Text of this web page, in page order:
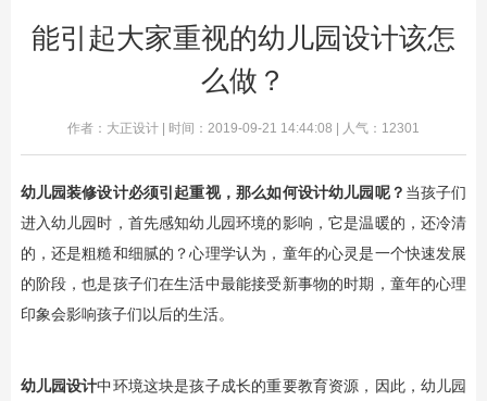
能引起大家重视的幼儿园设计该怎
么做？
作者：大正设计 | 时间：2019-09-21 14:44:08 | 人气：12301
幼儿园装修设计必须引起重视，那么如何设计幼儿园 呢？ 当孩子们
进入幼儿园时，首先感知幼儿园环境的影响，它是温暖的，还冷清
的，还是粗糙和细腻的？心理学认为，童年的心灵是一个快速发展
的阶段，也是孩子们在生活中最能接受新事物的时期，童年的心理
印象会影响孩子们以后的生活。
幼儿园设计中环境这块是孩子成长的重要教育资源，因此，幼儿园